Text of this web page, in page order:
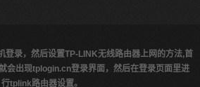
登录，然后设置TP-LINK无线路由器上网的方法,首
会出现tplogin.cn登录界面，然后在登录页面里进
行tplink路由器设置。